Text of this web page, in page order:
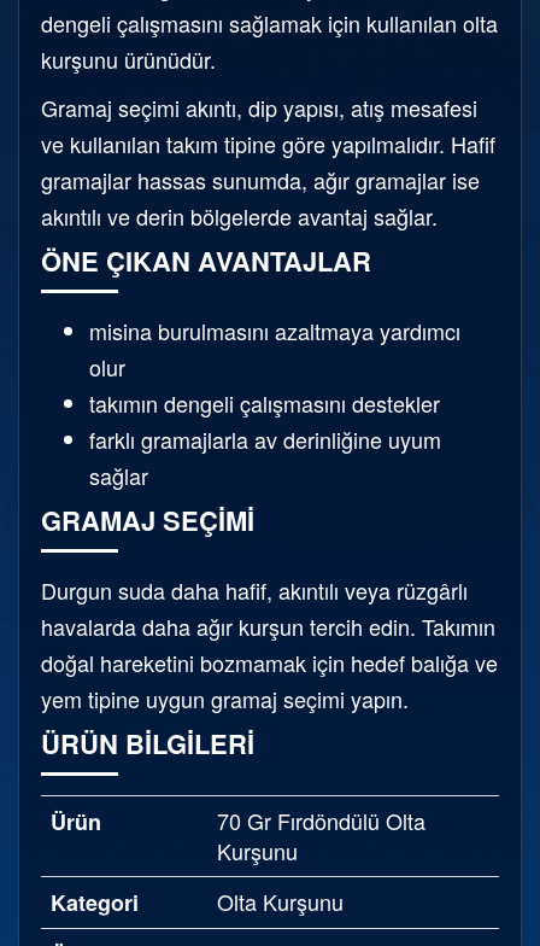
dengeli çalışmasını sağlamak için kullanılan olta
kurşunu ürünüdür.
Gramaj seçimi akıntı, dip yapısı, atış mesafesi
ve kullanılan takım tipine göre yapılmalıdır. Hafif
gramajlar hassas sunumda, ağır gramajlar ise
akıntılı ve derin bölgelerde avantaj sağlar.
ÖNE ÇIKAN AVANTAJLAR
misina burulmasını azaltmaya yardımcı
olur
takımın dengeli çalışmasını destekler
farklı gramajlarla av derinliğine uyum
sağlar
GRAMAJ SEÇIMI
Durgun suda daha hafif, akıntılı veya rüzgârlı
havalarda daha ağır kurşun tercih edin. Takımın
doğal hareketini bozmamak için hedef balığa ve
yem tipine uygun gramaj seçimi yapın.
ÜRÜN BILGILERI
Ürün
70 Gr Fırdöndülü Olta
Kurşunu
Kategori
Olta Kurşunu